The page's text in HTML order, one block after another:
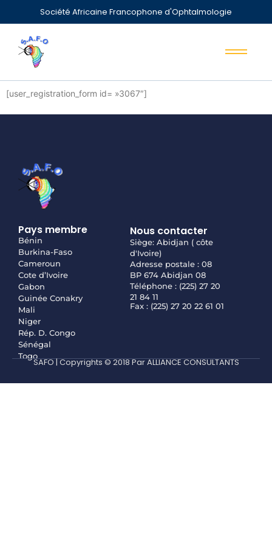
Société Africaine Francophone d'Ophtalmologie
[user_registration_form id= »3067″]
Pays membre
Bénin
Burkina-Faso
Cameroun
Cote d’Ivoire
Gabon
Guinée Conakry
Mali
Niger
Rép. D. Congo
Sénégal
Togo
Nous contacter
Siège: Abidjan ( côte
d'Ivoire)
Adresse postale : 08
BP 674 Abidjan 08
Téléphone : (225) 27 20
21 84 11
Fax : (225) 27 20 22 61 01
SAFO | Copyrights © 2018 Par ALLIANCE CONSULTANTS